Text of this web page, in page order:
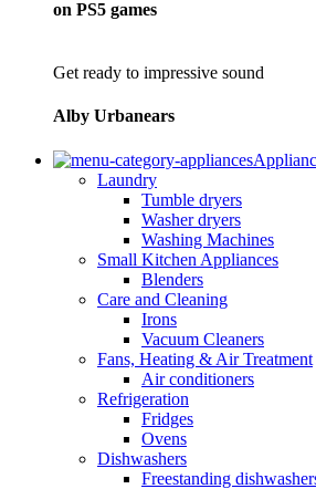
on PS5 games
Get ready to impressive sound
Alby Urbanears
Laundry
Tumble dryers
Washer dryers
Washing Machines
Small Kitchen Appliances
Blenders
Care and Cleaning
Irons
Vacuum Cleaners
Fans, Heating & Air Treatment
Air conditioners
Refrigeration
Fridges
Ovens
Dishwashers
Freestanding